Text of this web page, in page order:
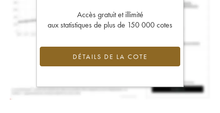
Accès gratuit et illimité
aux statistiques de plus de 150 000 cotes
DÉTAILS DE LA COTE